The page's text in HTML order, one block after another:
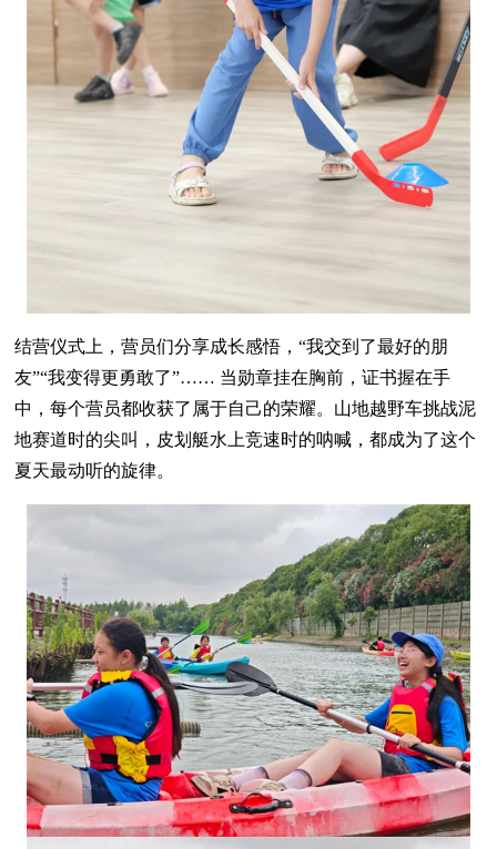
结营仪式上，营员们分享成长感悟，“我交到了最好的朋
友”“我变得更勇敢了”…… 当勋章挂在胸前，证书握在手
中，每个营员都收获了属于自己的荣耀。山地越野车挑战泥
地赛道时的尖叫，皮划艇水上竞速时的呐喊，都成为了这个
夏天最动听的旋律。